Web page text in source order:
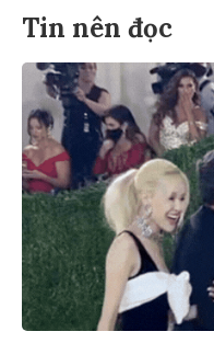
Tin nên đọc